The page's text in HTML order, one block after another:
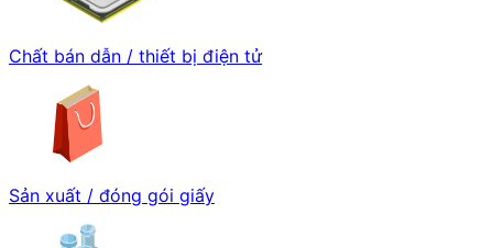
Chất bán dẫn / thiết bị điện tử
Sản xuất / đóng gói giấy